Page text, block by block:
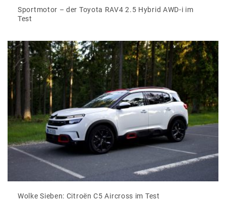
Sportmotor – der Toyota RAV4 2.5 Hybrid AWD-i im
Test
Wolke Sieben: Citroën C5 Aircross im Test